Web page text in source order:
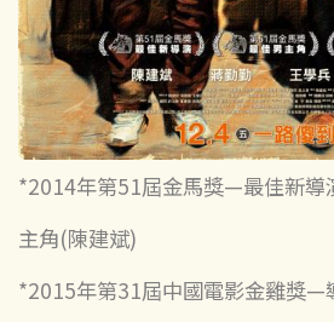
*2014年第51屆金馬獎—最佳新導
主角(陳建斌)
*2015年第31屆中國電影金雞獎—